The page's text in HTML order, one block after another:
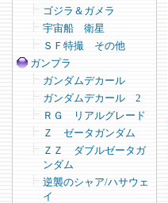
ゴジラ＆ガメラ
宇宙船 衛星
ＳＦ特撮 その他
ガンプラ
ガンダムデカール
ガンダムデカール 2
ＲＧ リアルグレード
Ｚ ゼータガンダム
ＺＺ ダブルゼータガ
ンダム
逆襲のシャア/ハサウェ
イ